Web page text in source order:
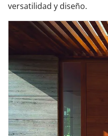
versatilidad y diseño.